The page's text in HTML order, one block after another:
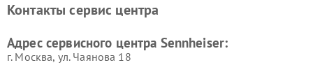
Контакты сервис центра
Адрес сервисного центра Sennheiser:
г. Москва, ул. Чаянова 18